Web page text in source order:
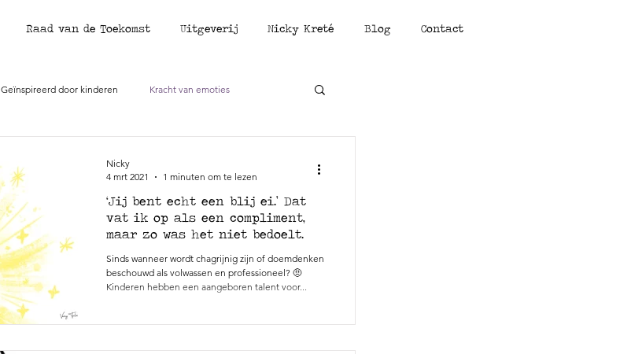
Raad van de Toekomst Uitgeverij Nicky Kreté Blog Contact
Geïnspireerd door kinderen Kracht van emoties
‘Jij bent echt een blij ei.’ Dat
vat ik op als een compliment,
maar zo was het niet bedoelt.
Sinds wanneer wordt chagrijnig zijn of doemdenken
beschouwd als volwassen en professioneel? 🤨
Kinderen hebben een aangeboren talent voor...
Nicky
4 mrt 2021
1 minuten om te lezen